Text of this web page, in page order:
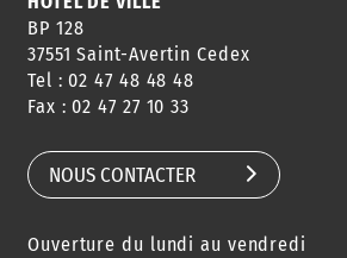
DES SORTIES
TRAVAUX
BP 128
37551 Saint-Avertin Cedex
Tel : 02 47 48 48 48
Fax : 02 47 27 10 33
NOUS CONTACTER
Ouverture du lundi au vendredi